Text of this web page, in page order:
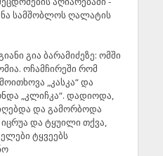
სამშობლოს ღალატის
გია ბარამიძეზე: ომში
ოჩამჩირეში რომ
„კასკა“ და
„კლიჩკა“. დადიოდა,
და გამორბოდა
და ტყუილი თქვა,
ტყვეებს